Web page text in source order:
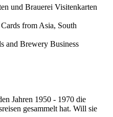
und Brauerei Visitenkarten
from Asia, South
and Brewery Business
Jahren 1950 - 1970 die
gesammelt hat. Will sie